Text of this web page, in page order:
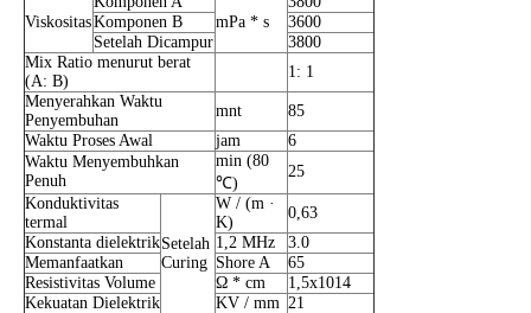
Viskositas
mPa * s
Komponen B
3600
Setelah Dicampur
3800
Mix Ratio menurut berat
(A: B)
1: 1
Menyerahkan Waktu
Penyembuhan
mnt
85
Waktu Proses Awal
jam
6
Waktu Menyembuhkan
Penuh
min (80
℃)
25
Konduktivitas
termal
Setelah
Curing
W / (m ·
K)
0,63
Konstanta dielektrik
1,2 MHz
3.0
Memanfaatkan
Shore A
65
Resistivitas Volume
Ω * cm
1,5x1014
Kekuatan Dielektrik
KV / mm 21